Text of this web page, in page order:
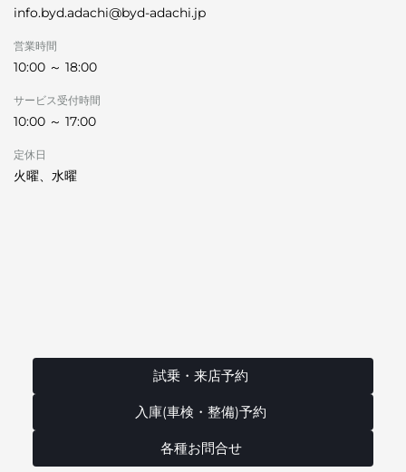
info.byd.adachi@byd-adachi.jp
営業時間
10:00 ～ 18:00
サービス受付時間
10:00 ～ 17:00
定休日
火曜、水曜
試乗・来店予約
入庫(車検・整備)予約
各種お問合せ